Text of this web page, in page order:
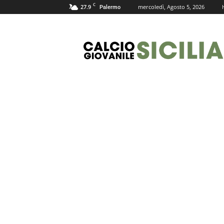
27.9 C Palermo mercoledì, Agosto 5, 2026
Giovanile
Sicilia